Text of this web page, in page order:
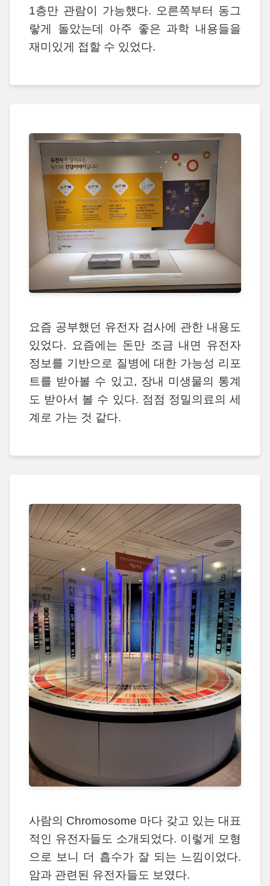
1층만 관람이 가능했다. 오른쪽부터 동그
랗게 돌았는데 아주 좋은 과학 내용들을
재미있게 접할 수 있었다.
요즘 공부했던 유전자 검사에 관한 내용도
있었다. 요즘에는 돈만 조금 내면 유전자
정보를 기반으로 질병에 대한 가능성 리포
트를 받아볼 수 있고, 장내 미생물의 통계
도 받아서 볼 수 있다. 점점 정밀의료의 세
계로 가는 것 같다.
사람의 Chromosome 마다 갖고 있는 대표
적인 유전자들도 소개되었다. 이렇게 모형
으로 보니 더 흡수가 잘 되는 느낌이었다.
암과 관련된 유전자들도 보였다.